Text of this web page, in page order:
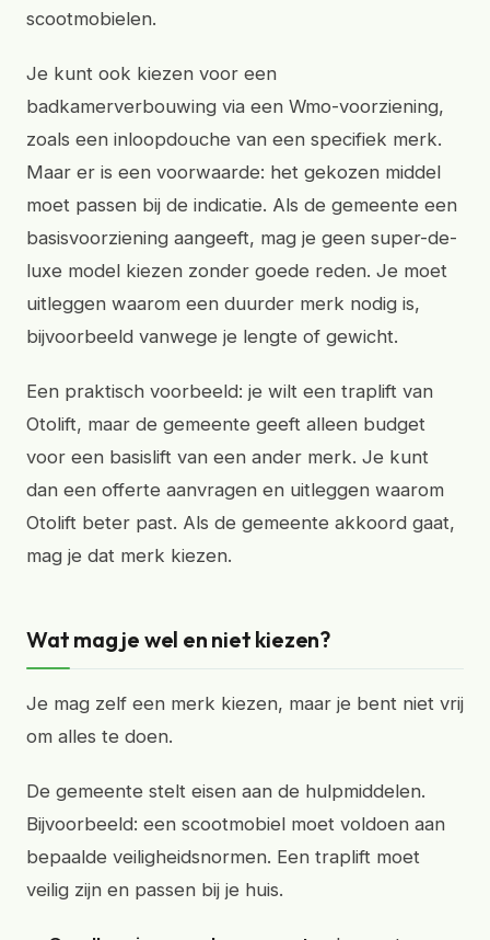
scootmobielen.
Je kunt ook kiezen voor een
badkamerverbouwing via een Wmo-voorziening,
zoals een inloopdouche van een specifiek merk.
Maar er is een voorwaarde: het gekozen middel
moet passen bij de indicatie. Als de gemeente een
basisvoorziening aangeeft, mag je geen super-de-
luxe model kiezen zonder goede reden. Je moet
uitleggen waarom een duurder merk nodig is,
bijvoorbeeld vanwege je lengte of gewicht.
Een praktisch voorbeeld: je wilt een traplift van
Otolift, maar de gemeente geeft alleen budget
voor een basislift van een ander merk. Je kunt
dan een offerte aanvragen en uitleggen waarom
Otolift beter past. Als de gemeente akkoord gaat,
mag je dat merk kiezen.
Wat mag je wel en niet kiezen?
Je mag zelf een merk kiezen, maar je bent niet vrij
om alles te doen.
De gemeente stelt eisen aan de hulpmiddelen.
Bijvoorbeeld: een scootmobiel moet voldoen aan
bepaalde veiligheidsnormen. Een traplift moet
veilig zijn en passen bij je huis.